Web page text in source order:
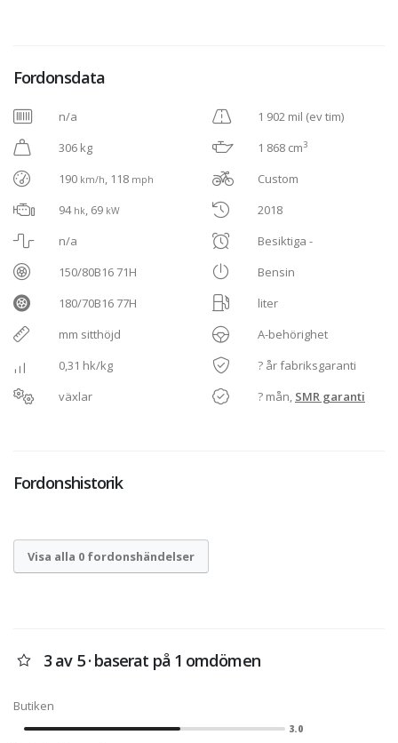
Fordonsdata
n/a
306 kg
190 km/h, 118 mph
94 hk, 69 kW
n/a
150/80B16 71H
180/70B16 77H
mm sitthöjd
0,31 hk/kg
växlar
1 902 mil (ev tim)
1 868 cm3
Custom
2018
Besiktiga -
Bensin
liter
A-behörighet
? år fabriksgaranti
? mån, SMR garanti
Fordonshistorik
Visa alla 0 fordonshändelser
3 av 5 · baserat på 1 omdömen
Butiken
3.0